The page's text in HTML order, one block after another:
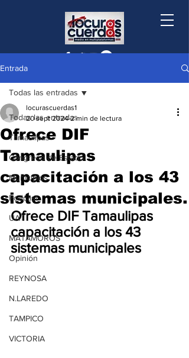
Entrada
Todas las entradas
Tamaulipas
Congreso de Estado
Municipios
Podcast
UAT
MATAMOROS
Opinión
REYNOSA
N.LAREDO
TAMPICO
VICTORIA
Todas las entradas
Ofrece DIF
Tamaulipas
capacitación a los 43
sistemas municipales.
locurascuerdas1
20 sept 2024 2 min de lectura
Ofrece DIF Tamaulipas
capacitación a los 43
sistemas municipales